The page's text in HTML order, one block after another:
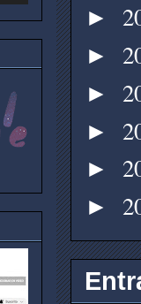
►
►
►
►
►
►